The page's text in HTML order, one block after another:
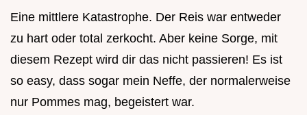
Eine mittlere Katastrophe. Der Reis war entweder
zu hart oder total zerkocht. Aber keine Sorge, mit
diesem Rezept wird dir das nicht passieren! Es ist
so easy, dass sogar mein Neffe, der normalerweise
nur Pommes mag, begeistert war.